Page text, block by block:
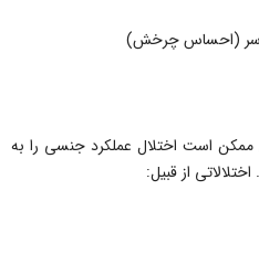
سر (احساس چرخش)
است اختلال عملکرد جنسی را به
از قبیل: